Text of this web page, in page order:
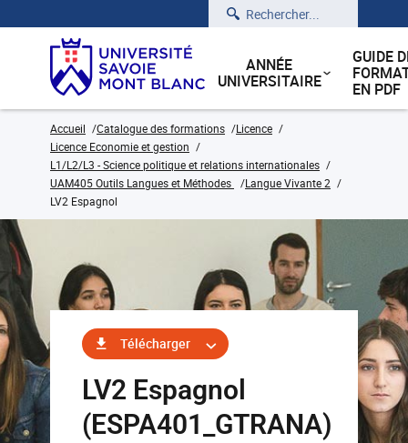
Rechercher
ANNÉE
UNIVERSITAIRE
GUIDE
EN PDF
Accueil Catalogue des formations
Licence
Licence Economie et gestion
L1/L2/L3 - Science politique et relations internationales
UAM405 Outils Langues et Méthodes
Langue Vivante 2
LV2 Espagnol
Télécharger
LV2 Espagnol
(ESPA401_GTRANA)